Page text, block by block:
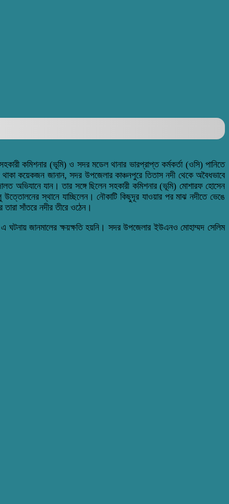
কমিশনার (ভূমি) ও সদর মডেল থানার ভারপ্রাপ্ত কর্মকর্তা (ওসি) পানিতে
কয়েকজন জানান, সদর উপজেলার কাঞ্চনপুরে তিতাস নদী থেকে অবৈধভাবে
অভিযানে যান। তার সঙ্গে ছিলেন সহকারী কমিশনার (ভূমি) মোশারফ হোসেন
স্থানে যাচ্ছিলেন। নৌকাটি কিছুদূর যাওয়ার পর মাঝ নদীতে ভেঙে
সাঁতরে নদীর তীরে ওঠেন।
ঘটনায় জানমালের ক্ষয়ক্ষতি হয়নি। সদর উপজেলার ইউএনও মোহাম্মদ সেলিম